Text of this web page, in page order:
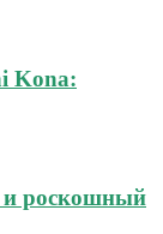
Kona:
роскошный